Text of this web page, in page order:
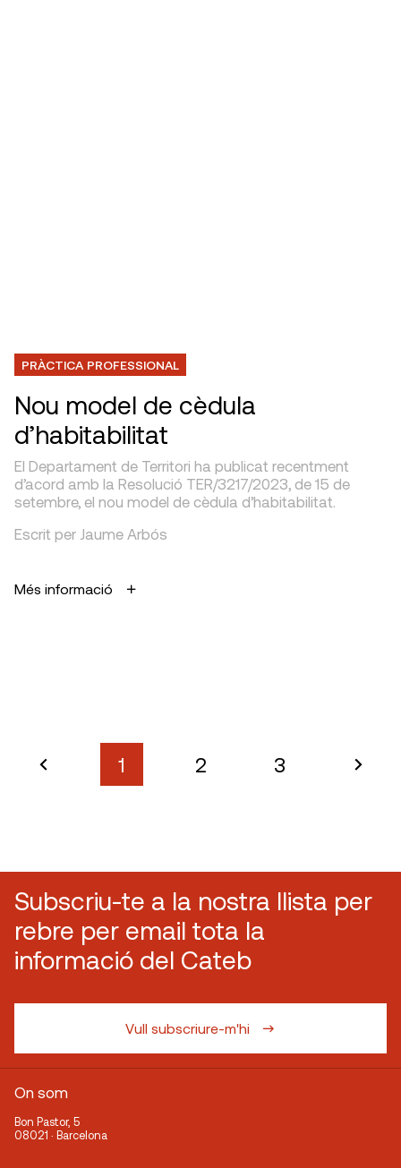
PRÀCTICA PROFESSIONAL
Nou model de cèdula
d’habitabilitat
El Departament de Territori ha publicat recentment
d’acord amb la Resolució TER/3217/2023, de 15 de
setembre, el nou model de cèdula d’habitabilitat.
Escrit per Jaume Arbós
Més informació
1 2 3
Subscriu-te a la nostra llista per
rebre per email tota la
informació del Cateb
Vull subscriure-m'hi
On som
Bon Pastor, 5
08021 · Barcelona